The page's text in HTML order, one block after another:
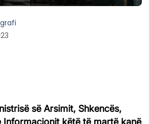
së Arsimit, Shkencës,
Informacionit këtë të martë kanë